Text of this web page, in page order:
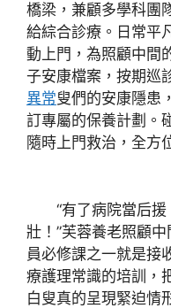
橋梁，兼顧多學科團
給綜合診療。日常平
動上門，為照顧中間
子安康檔案，按期巡
異常叟們的安康隱患
訂專屬的保養計劃。
隨時上門救治，全方
“有了病院當后援
壯！”芙蓉養老照顧
員必修課之一就是接
療護理常識的培訓，
白叟真的呈現緊迫情